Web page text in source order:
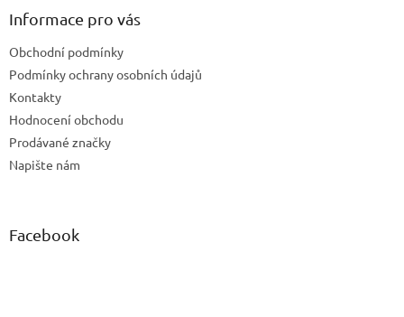
Informace pro vás
Obchodní podmínky
Podmínky ochrany osobních údajů
Kontakty
Hodnocení obchodu
Prodávané značky
Napište nám
Facebook